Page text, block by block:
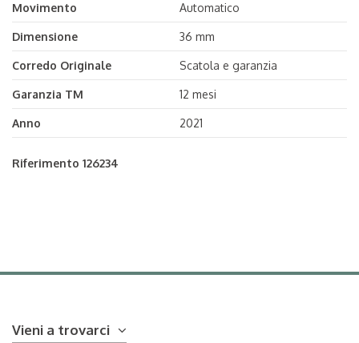
Movimento Automatico
Dimensione 36 mm
Corredo Originale Scatola e garanzia
Garanzia TM 12 mesi
Anno 2021
Riferimento 126234
Vieni a trovarci